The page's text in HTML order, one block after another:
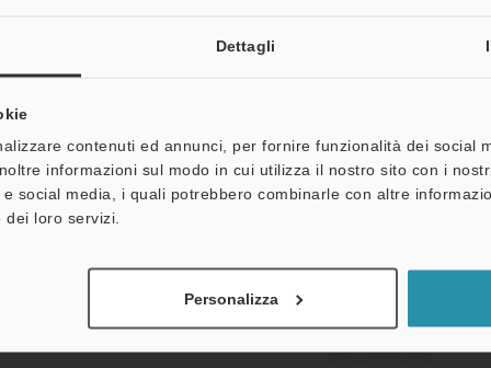
Dettagli
contenuti ed annunci, per fornire funzionalità dei social
informazioni sul modo in cui utilizza il nostro sito con i
social media, i quali potrebbero combinarle con altre
loro servizi.
Personalizza
Scarica catalogo